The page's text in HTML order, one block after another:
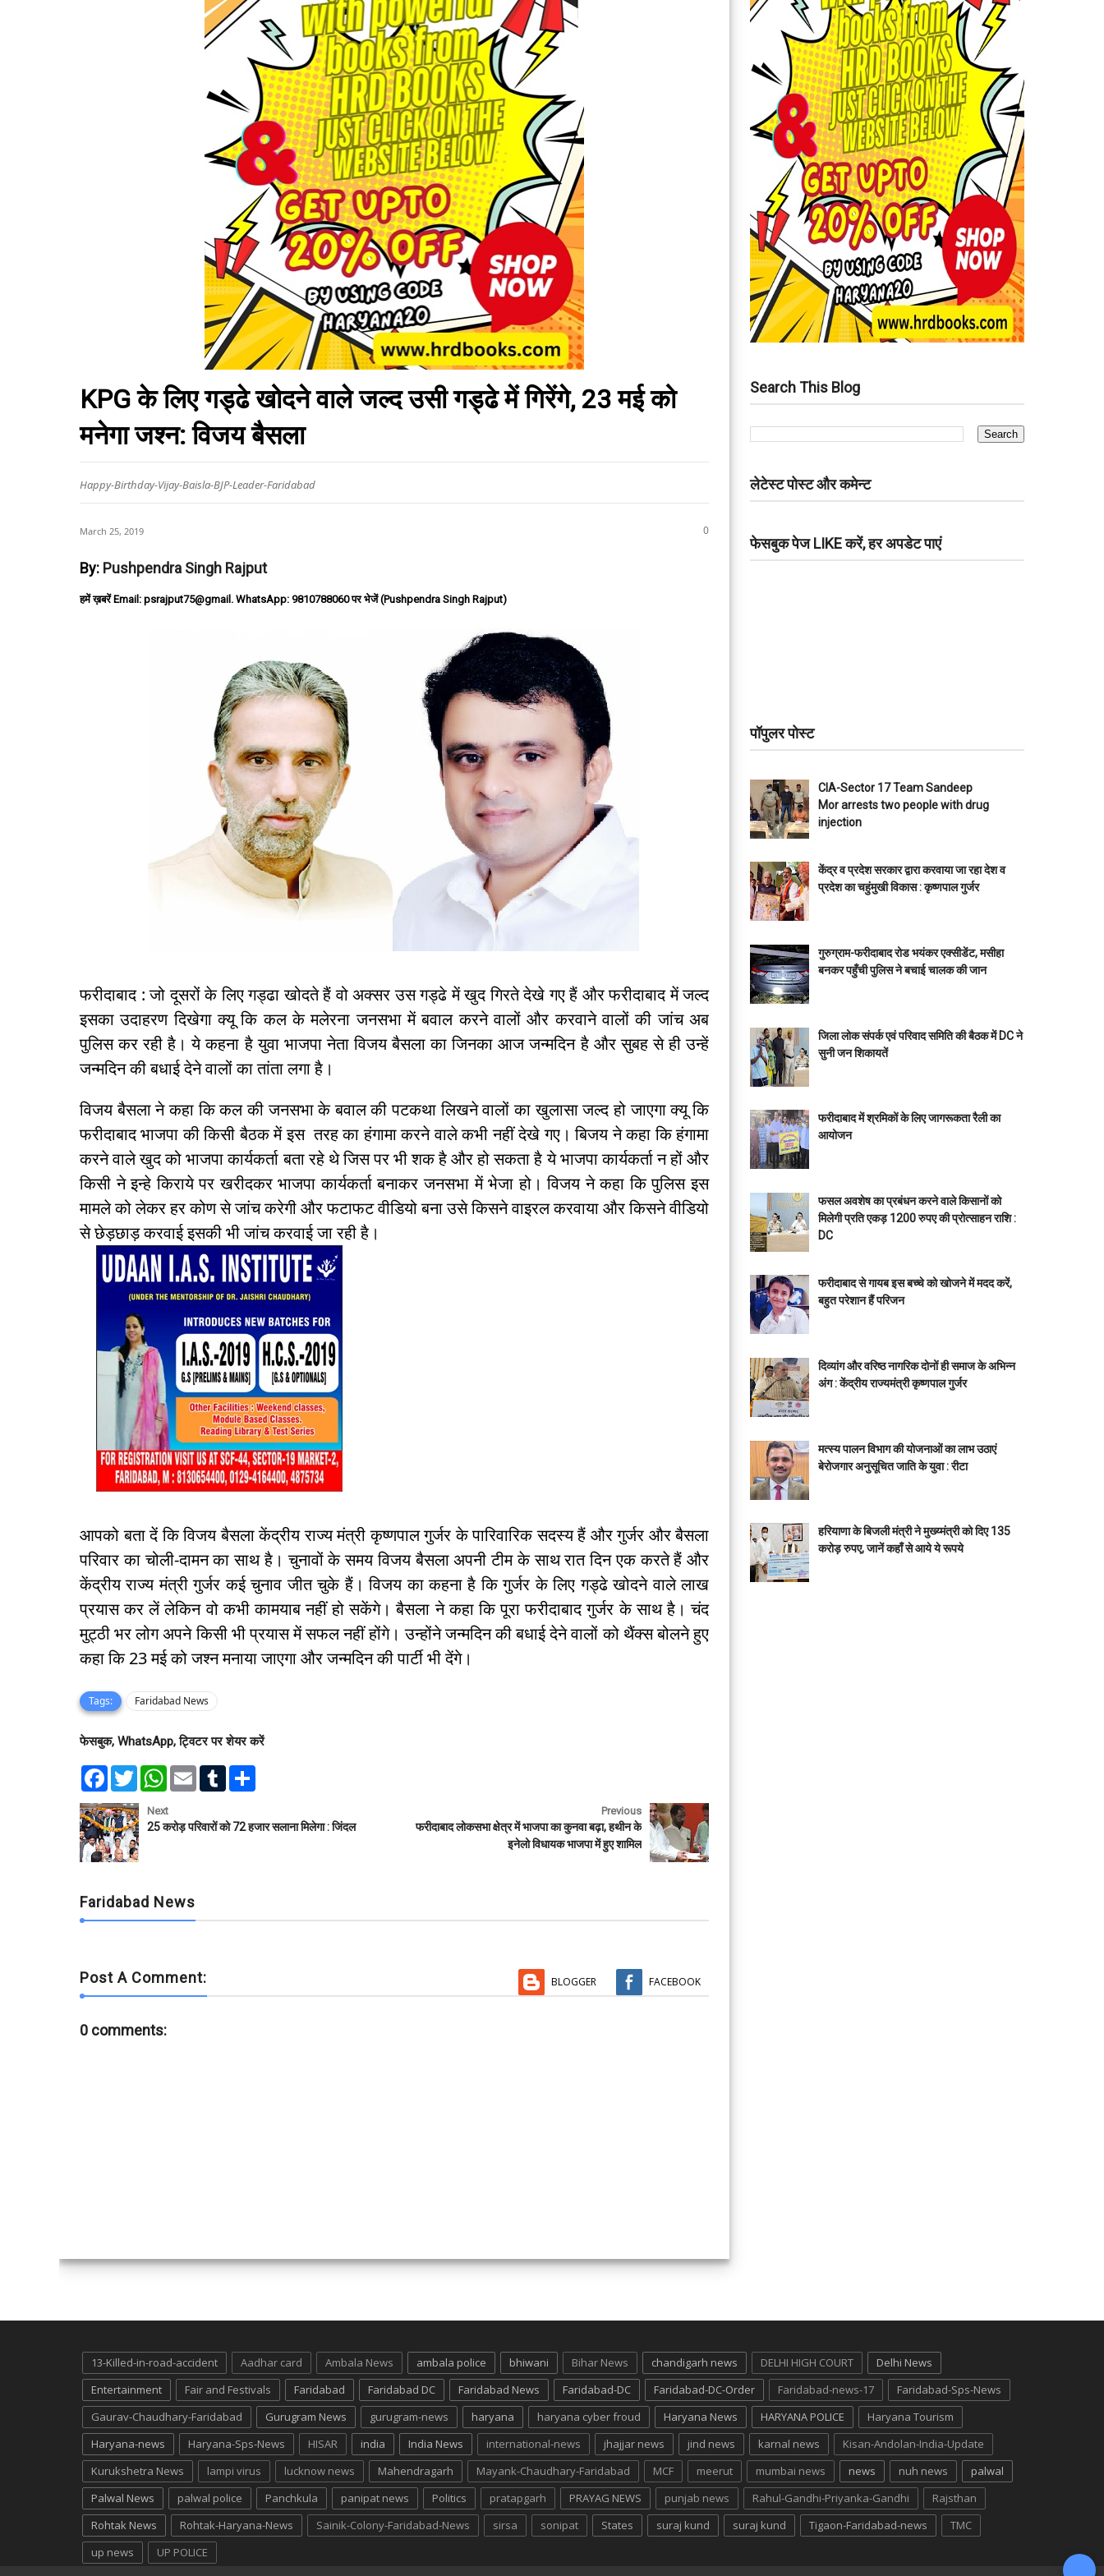
KPG के लिए गड्ढे खोदने वाले जल्द उसी गड्ढे में गिरेंगे, 23 मई को
मनेगा जश्न: विजय बैसला
Happy-Birthday-Vijay-Baisla-BJP-Leader-Faridabad
March 25, 2019 0
By: Pushpendra Singh Rajput
हमें ख़बरें Email: psrajput75@gmail. WhatsApp: 9810788060 पर भेजें (Pushpendra Singh Rajput)
फरीदाबाद : जो दूसरों के लिए गड्ढा खोदते हैं वो अक्सर उस गड्ढे में खुद गिरते देखे गए हैं और फरीदाबाद में जल्द
इसका उदाहरण दिखेगा क्यू कि कल के मलेरना जनसभा में बवाल करने वालों और करवाने वालों की जांच अब
पुलिस कर रही है। ये कहना है युवा भाजपा नेता विजय बैसला का जिनका आज जन्मदिन है और सुबह से ही उन्हें
जन्मदिन की बधाई देने वालों का तांता लगा है।
विजय बैसला ने कहा कि कल की जनसभा के बवाल की पटकथा लिखने वालों का खुलासा जल्द हो जाएगा क्यू कि
फरीदाबाद भाजपा की किसी बैठक में इस तरह का हंगामा करने वाले कभी नहीं देखे गए। बिजय ने कहा कि हंगामा
करने वाले खुद को भाजपा कार्यकर्ता बता रहे थे जिस पर भी शक है और हो सकता है ये भाजपा कार्यकर्ता न हों और
किसी ने इन्हे किराये पर खरीदकर भाजपा कार्यकर्ता बनाकर जनसभा में भेजा हो। विजय ने कहा कि पुलिस इस
मामले को लेकर हर कोण से जांच करेगी और फटाफट वीडियो बना उसे किसने वाइरल करवाया और किसने वीडियो
से छेड़छाड़ करवाई इसकी भी जांच करवाई जा रही है।
आपको बता दें कि विजय बैसला केंद्रीय राज्य मंत्री कृष्णपाल गुर्जर के पारिवारिक सदस्य हैं और गुर्जर और बैसला
परिवार का चोली-दामन का साथ है। चुनावों के समय विजय बैसला अपनी टीम के साथ रात दिन एक करते हैं और
केंद्रीय राज्य मंत्री गुर्जर कई चुनाव जीत चुके हैं। विजय का कहना है कि गुर्जर के लिए गड्ढे खोदने वाले लाख
प्रयास कर लें लेकिन वो कभी कामयाब नहीं हो सकेंगे। बैसला ने कहा कि पूरा फरीदाबाद गुर्जर के साथ है। चंद
मुट्ठी भर लोग अपने किसी भी प्रयास में सफल नहीं होंगे। उन्होंने जन्मदिन की बधाई देने वालों को थैंक्स बोलने हुए
कहा कि 23 मई को जश्न मनाया जाएगा और जन्मदिन की पार्टी भी देंगे।
Tags: Faridabad News
फेसबुक, WhatsApp, ट्विटर पर शेयर करें
F
e
b
o
o
k
T
w
t
t
e
r
W
t
s
E
l
T
l
e
Next
25 करोड़ परिवारों को 72 हजार सलाना मिलेगा : जिंदल
Previous
फरीदाबाद लोकसभा क्षेत्र में भाजपा का कुनवा बढ़ा, हथीन के
इनेलो विधायक भाजपा में हुए शामिल
Faridabad News
Post A Comment: BLOGGER FACEBOOK
0 comments:
Search This Blog
लेटेस्ट पोस्ट और कमेन्ट
फेसबुक पेज LIKE करें, हर अपडेट पाएं
पॉपुलर पोस्ट
CIA-Sector 17 Team Sandeep
Mor arrests two people with drug
injection
केंद्र व प्रदेश सरकार द्वारा करवाया जा रहा देश व
प्रदेश का चहुंमुखी विकास : कृष्णपाल गुर्जर
गुरुग्राम-फरीदाबाद रोड भयंकर एक्सीडेंट, मसीहा
बनकर पहुँची पुलिस ने बचाई चालक की जान
जिला लोक संपर्क एवं परिवाद समिति की बैठक में DC ने
सुनी जन शिकायतें
फरीदाबाद में श्रमिकों के लिए जागरूकता रैली का
आयोजन
फसल अवशेष का प्रबंधन करने वाले किसानों को
मिलेगी प्रति एकड़ 1200 रुपए की प्रोत्साहन राशि :
DC
फरीदाबाद से गायब इस बच्चे को खोजने में मदद करें,
बहुत परेशान हैं परिजन
दिव्यांग और वरिष्ठ नागरिक दोनों ही समाज के अभिन्न
अंग : केंद्रीय राज्यमंत्री कृष्णपाल गुर्जर
मत्स्य पालन विभाग की योजनाओं का लाभ उठाएं
बेरोजगार अनुसूचित जाति के युवा : रीटा
हरियाणा के बिजली मंत्री ने मुख्य्मंत्री को दिए 135
करोड़ रुपए, जानें कहाँ से आये ये रूपये
13-Killed-in-road-accident Aadhar card Ambala News ambala police bhiwani Bihar News chandigarh news DELHI HIGH COURT
Delhi News
Entertainment
Fair and Festivals Faridabad Faridabad DC Faridabad News Faridabad-DC Faridabad-DC-Order Faridabad-news-17
Faridabad-Sps-News
Gaurav-Chaudhary-Faridabad
Gurugram News gurugram-news haryana haryana cyber froud Haryana News HARYANA POLICE
Haryana Tourism
Haryana-news
Haryana-Sps-News HISAR india India News international-news jhajjar news jind news karnal news
Kisan-Andolan-India-Update
Kurukshetra News
lampi virus lucknow news Mahendragarh Mayank-Chaudhary-Faridabad MCF meerut mumbai news news nuh news
palwal
Palwal News
palwal police Panchkula panipat news Politics pratapgarh PRAYAG NEWS punjab news Rahul-Gandhi-Priyanka-Gandhi
Rajsthan
Rohtak News
Rohtak-Haryana-News Sainik-Colony-Faridabad-News sirsa sonipat States suraj kund suraj kund Tigaon-Faridabad-news
TMC
up news
UP POLICE